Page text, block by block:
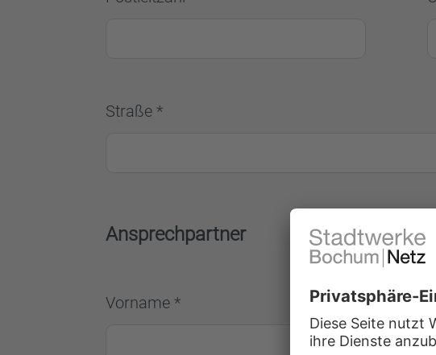
Straße *
Ansprechpartner
Vorname *